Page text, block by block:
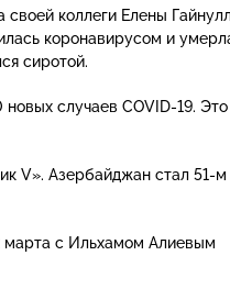
коллеги Елены
коронавирусом и
сиротой.
новых случаев COVID-19.
V». Азербайджан стал 51-м
марта с Ильхамом Алиевым